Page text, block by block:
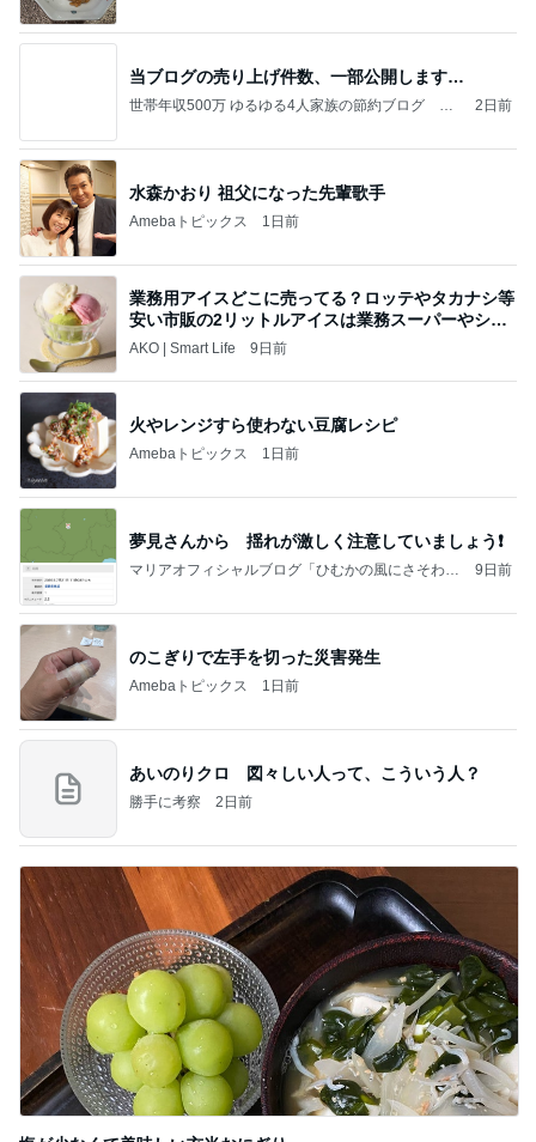
当ブログの売り上げ件数、一部公開します…
世帯年収500万 ゆるゆる4人家族の節約ブログ 〜
2日前
水森かおり 祖父になった先輩歌手
Amebaトピックス 1日前
業務用アイスどこに売ってる？ロッテやタカナシ等
安い市販の2リットルアイスは業務スーパーやシャ
トレ
AKO | Smart Life 9日前
火やレンジすら使わない豆腐レシピ
Amebaトピックス 1日前
夢見さんから 揺れが激しく注意していましょう❗️
マリアオフィシャルブログ「ひむかの風にさそわれ
9日前
のこぎりで左手を切った災害発生
Amebaトピックス 1日前
あいのりクロ 図々しい人って、こういう人？
勝手に考察 2日前